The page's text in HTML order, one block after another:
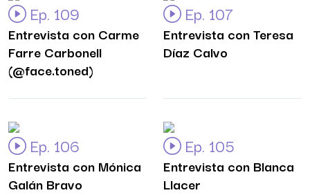
Ep. 109
Entrevista con Carme
Farre Carbonell
(@face.toned)
Ep. 107
Entrevista con Teresa
Díaz Calvo
Ep. 106
Entrevista con Mónica
Galán Bravo
Ep. 105
Entrevista con Blanca
Llacer